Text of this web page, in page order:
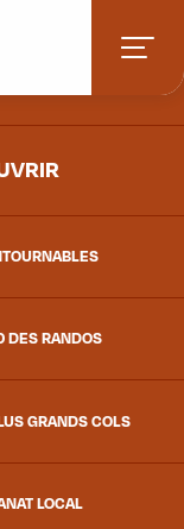
DES RANDOS
GRANDS COLS
LOCAL